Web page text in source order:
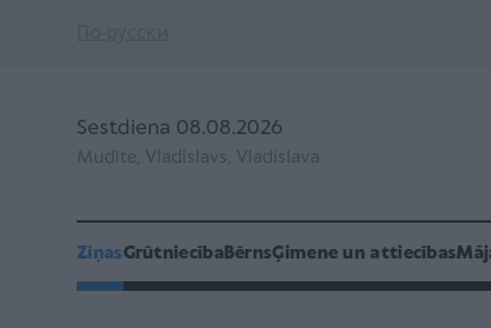
Sestdiena 08.08.2026
Mudīte, Vladislavs, Vladislava
ZiņasGrūtniecībaBērnsĢimene un attiecības